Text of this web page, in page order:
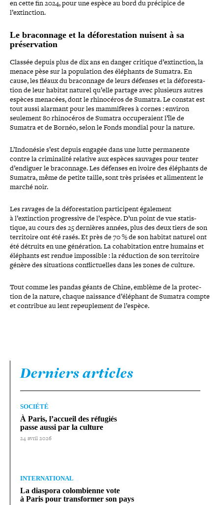
en cette fin 2024, pour une espèce au bord du précipice de
l’extinction.
Le bra­con­nage et la défo­res­ta­tion nuisent à sa
préservation
Classée depuis plus de dix ans en danger critique d’extinction, la
menace pèse sur la popu­la­tion des éléphants de Sumatra. En
cause, les fléaux du bra­con­nage de leurs défenses et la défo­res­ta­
tion de leur habitat naturel qu’elle partage avec plusieurs autres
espèces menacées, dont le rhi­no­cé­ros de Sumatra. Le constat est
tout aussi alarmant pour les mam­mi­fères à cornes : environ
seulement 80 rhi­no­cé­ros de Sumatra occu­pe­raient l’île de
Sumatra et de Bornéo, selon le Fonds mondial pour la nature.
L’Indonésie s’est depuis engagée dans une lutte per­ma­nente
contre la cri­mi­na­lité relative aux espèces sauvages pour tenter
d’endiguer le bra­con­nage. Les défenses en ivoire des éléphants de
Sumatra, même de petite taille, sont très prisées et ali­mentent le
marché noir.
Les ravages de la défo­res­ta­tion par­ti­cipent également
à l’extinction pro­gres­sive de l’espèce. D’un point de vue sta­tis­
tique, au cours des 25 dernières années, plus des deux tiers de son
ter­ri­toire ont été rasés. Et près de 70 % de son habitat naturel ont
été détruits en une géné­ra­tion. La coha­bi­ta­tion entre humains et
éléphants est rendue impos­sible : la réduction de son ter­ri­toire
génère des situa­tions conflic­tuelles dans les zones de culture.
Tout comme les pandas géants de Chine, emblème de la pro­tec­
tion de la nature, chaque naissance d’é­lé­phant de Sumatra compte
et contribue au lent repeu­ple­ment de l’espèce.
Derniers articles
SOCIÉTÉ
À Paris, l’accueil des réfugiés
passe aussi par la culture
24 avril 2026
INTERNATIONAL
La diaspora colom­bienne vote
à Paris pour trans­for­mer son pays